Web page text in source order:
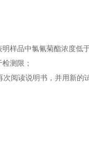
样品中氯氰菊酯浓度低
测限；
阅读说明书，并用新的